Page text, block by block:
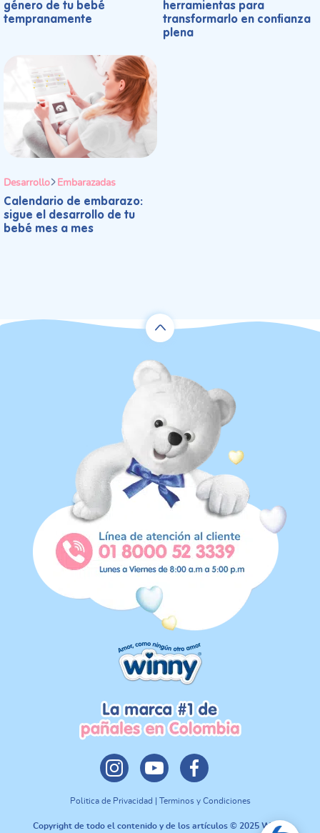
género de tu bebé
tempranamente
herramientas para
transformarlo en confianza
plena
Desarrollo Embarazadas
Calendario de embarazo:
sigue el desarrollo de tu
bebé mes a mes
Politica de Privacidad | Terminos y Condiciones
Copyright de todo el contenido y de los artículos © 2025 Winny